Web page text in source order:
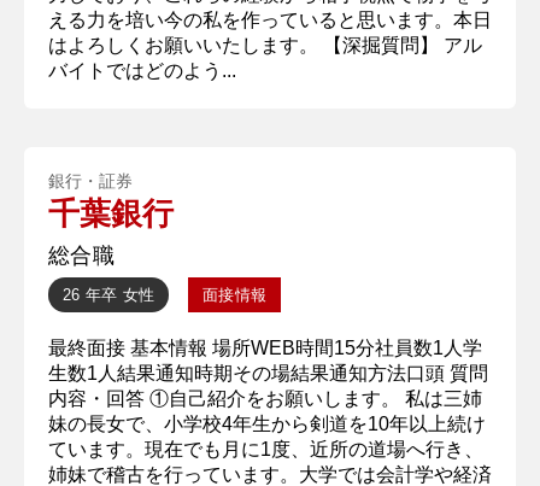
える力を培い今の私を作っていると思います。本日
はよろしくお願いいたします。 【深掘質問】 アル
バイトではどのよう...
銀行・証券
千葉銀行
総合職
26 年卒 女性 面接情報
最終面接 基本情報 場所WEB時間15分社員数1人学
生数1人結果通知時期その場結果通知方法口頭 質問
内容・回答 ①自己紹介をお願いします。 私は三姉
妹の長女で、小学校4年生から剣道を10年以上続け
ています。現在でも月に1度、近所の道場へ行き、
姉妹で稽古を行っています。大学では会計学や経済